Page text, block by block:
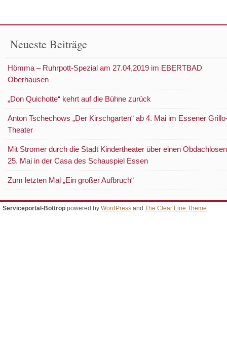
Neueste Beiträge
Hömma – Ruhrpott-Spezial am 27.04,2019 im EBERTBAD
Oberhausen
„Don Quichotte“ kehrt auf die Bühne zurück
Anton Tschechows „Der Kirschgarten“ ab 4. Mai im Essener
Theater
Mit Stromer durch die Stadt Kindertheater über einen
25. Mai in der Casa des Schauspiel Essen
Zum letzten Mal „Ein großer Aufbruch“
Serviceportal-Bottrop powered by WordPress and The Clear Line Theme